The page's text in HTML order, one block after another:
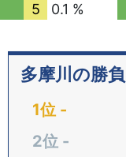
5
0.1 %
多摩川の勝